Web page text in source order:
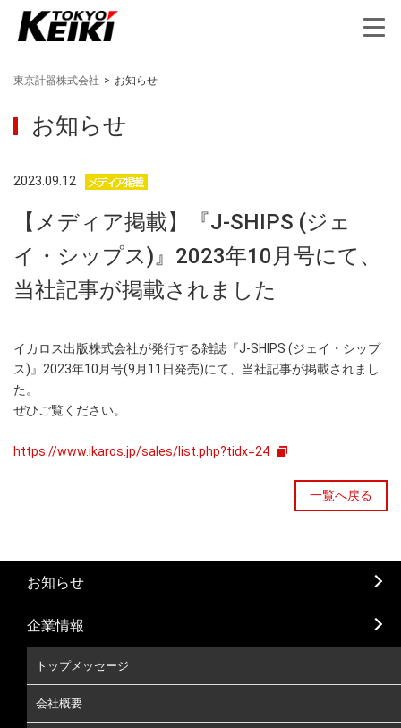
東京計器株式会社 > お知らせ
お知らせ
2023.09.12
【メディア掲載】『J-SHIPS (ジェ
イ・シップス)』2023年10月号にて、
当社記事が掲載されました
イカロス出版株式会社が発行する雑誌『J-SHIPS (ジェイ・シップ
ス)』2023年10月号(9月11日発売)にて、当社記事が掲載されまし
た。
ぜひご覧ください。
https://www.ikaros.jp/sales/list.php?tidx=24
一覧へ戻る
お知らせ
企業情報
トップメッセージ
会社概要